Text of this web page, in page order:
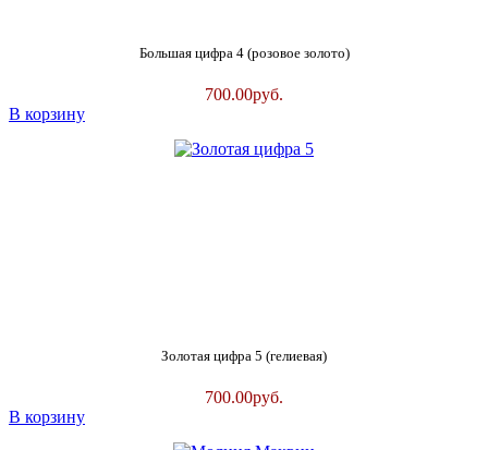
Большая цифра 4 (розовое золото)
700.00руб.
В корзину
Золотая цифра 5 (гелиевая)
700.00руб.
В корзину